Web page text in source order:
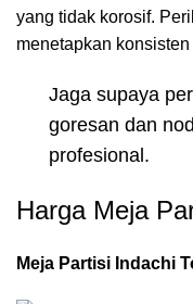
yang tidak korosif.
menetapkan
Jaga supaya
goresan dan
profesional.
Harga Meja
Meja Partisi Indachi